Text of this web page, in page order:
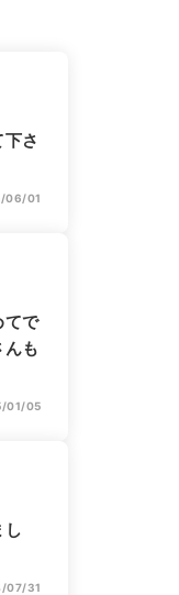
さ
06/01
てで
も
01/05
し
07/31